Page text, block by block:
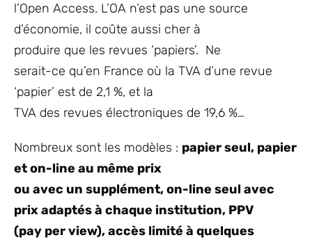
l’Open Access. L’OA n’est pas une source
d’économie, il coûte aussi cher à
produire que les revues ‘papiers’. Ne
serait-ce qu’en France où la TVA d’une revue
‘papier’ est de 2,1 %, et la
TVA des revues électroniques de 19,6 %…
Nombreux sont les modèles : papier seul, papier
et on-line au même prix
ou avec un supplément, on-line seul avec
prix adaptés à chaque institution, PPV
(pay per view), accès limité à quelques